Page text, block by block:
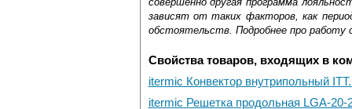
зависят от таких факторов, как
обстоятельств. Подробнее про
Свойства товаров, входящих в
itermic Конвектор внутрипольный
itermic Решетка продольная LGA-20-